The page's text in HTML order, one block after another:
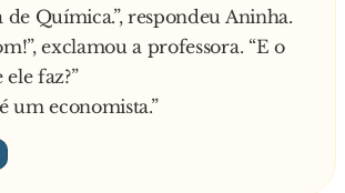
de Química.”, respondeu Aninha.
exclamou a professora. “E o
faz?”
um economista.”